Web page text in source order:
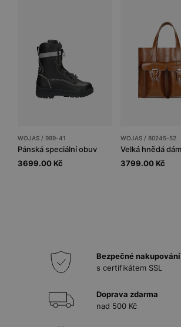
WOJAS / 999-41
Pánská speciální obuv
3699.00 Kč
WOJAS / 80245-52
3799.00 Kč
Bezpečné nakupování
s certifikátem SSL
Doprava zdarma
nad 500 Kč